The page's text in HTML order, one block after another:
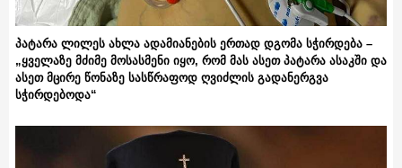
პატარა ლილეს ახლა ადამიანების ერთად დგომა სჭირდება –
„ყველაზე მძიმე მოსასმენი იყო, რომ მას ასეთ პატარა ასაკში და
ასეთ მცირე წონაზე სასწრაფოდ ღვიძლის გადანერგვა
სჭირდებოდა“